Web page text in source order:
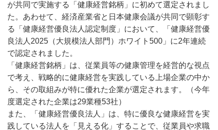
が共同で実施する「健康経営銘柄」に初めて選定されまし
た。あわせて、経済産業省と日本健康会議が共同で顕彰す
る「健康経営優良法人認定制度」において、「健康経営優
良法人2025（大規模法人部門）ホワイト500」に2年連続
で認定されました。
「健康経営銘柄」は、従業員等の健康管理を経営的な視点
で考え、戦略的に健康経営を実践している上場企業の中か
ら、その取組みが特に優れた企業が選定されます。（今年
度選定された企業は29業種53社）
また、「健康経営優良法人」は、特に優良な健康経営を実
践している法人を「見える化」することで、従業員や求職